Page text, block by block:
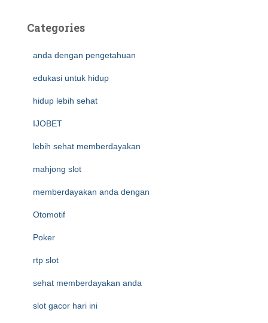
Categories
anda dengan pengetahuan
edukasi untuk hidup
hidup lebih sehat
IJOBET
lebih sehat memberdayakan
mahjong slot
memberdayakan anda dengan
Otomotif
Poker
rtp slot
sehat memberdayakan anda
slot gacor hari ini